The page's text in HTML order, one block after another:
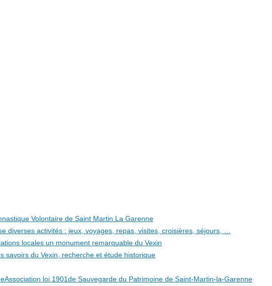
Volontaire de Saint Martin La Garenne
diverses activités : jeux, voyages, repas, visites, croisières, séjours, …
locales un monument remarquable du Vexin
savoirs du Vexin, recherche et étude historique
Association loi 1901de Sauvegarde du Patrimoine de Saint-Martin-la-Garenne